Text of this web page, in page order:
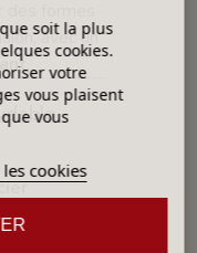
avec un
.
soit la plus
cookies.
votre
vous plaisent
vous
cookies